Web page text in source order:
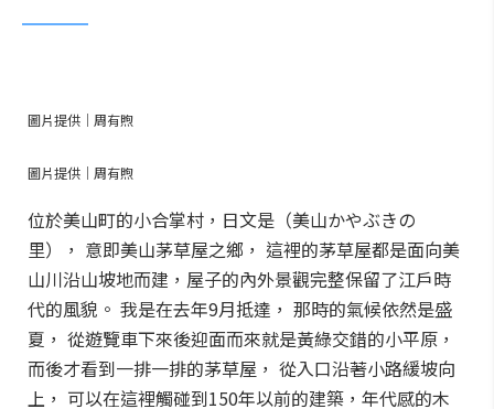
圖片提供｜周有煦
圖片提供｜周有煦
位於美山町的小合掌村，日文是（美山かやぶきの
里）， 意即美山茅草屋之鄉， 這裡的茅草屋都是面向美
山川沿山坡地而建，屋子的內外景觀完整保留了江戶時
代的風貌。 我是在去年9月抵達， 那時的氣候依然是盛
夏， 從遊覽車下來後迎面而來就是黃綠交錯的小平原，
而後才看到一排一排的茅草屋， 從入口沿著小路緩坡向
上， 可以在這裡觸碰到150年以前的建築，年代感的木